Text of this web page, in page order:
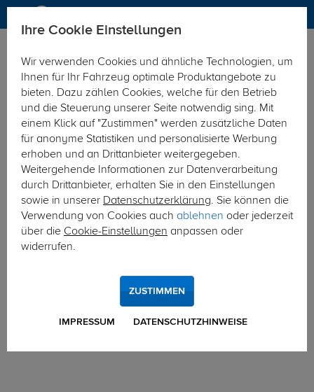
Hier geht's zur Fahrzeugübersicht: Peugeot 208 Fliessheck
Ihre Cookie Einstellungen
Wir verwenden Cookies und ähnliche Technologien, um
Ihnen für Ihr Fahrzeug optimale Produktangebote zu
bieten. Dazu zählen Cookies, welche für den Betrieb
und die Steuerung unserer Seite notwendig sing. Mit
einem Klick auf "Zustimmen" werden zusätzliche Daten
für anonyme Statistiken und personalisierte Werbung
erhoben und an Drittanbieter weitergegeben.
Weitergehende Informationen zur Datenverarbeitung
durch Drittanbieter, erhalten Sie in den Einstellungen
sowie in unserer Datenschutzerklärung. Sie können die
Verwendung von Cookies auch ablehnen oder jederzeit
über die Cookie-Einstellungen anpassen oder
widerrufen.
IMPRESSUM DATENSCHUTZHINWEISE
ZUSTIMMEN